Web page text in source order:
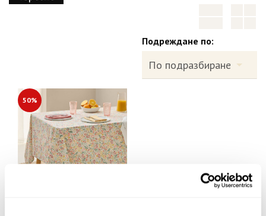
Подреждане по:
50%